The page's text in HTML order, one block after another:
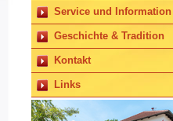
Service und Information
Geschichte & Tradition
Kontakt
Links